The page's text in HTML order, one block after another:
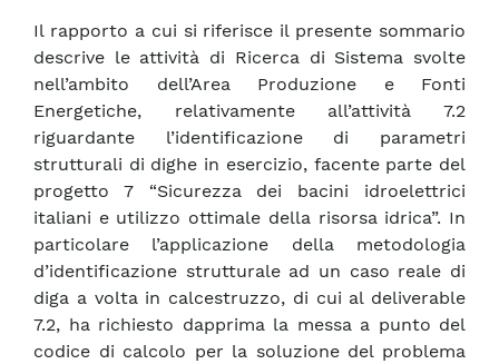
Il rapporto a cui si riferisce il presente sommario
descrive le attività di Ricerca di Sistema svolte
nell’ambito dell’Area Produzione e Fonti
Energetiche, relativamente all’attività 7.2
riguardante l’identificazione di parametri
strutturali di dighe in esercizio, facente parte del
progetto 7 “Sicurezza dei bacini idroelettrici
italiani e utilizzo ottimale della risorsa idrica”. In
particolare l’applicazione della metodologia
d’identificazione strutturale ad un caso reale di
diga a volta in calcestruzzo, di cui al deliverable
7.2, ha richiesto dapprima la messa a punto del
codice di calcolo per la soluzione del problema